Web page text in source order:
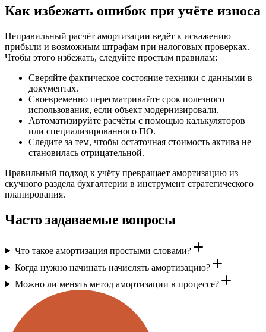
Как избежать ошибок при учёте износа
Неправильный расчёт амортизации ведёт к искажению
прибыли и возможным штрафам при налоговых проверках.
Чтобы этого избежать, следуйте простым правилам:
Сверяйте фактическое состояние техники с данными в
документах.
Своевременно пересматривайте срок полезного
использования, если объект модернизировали.
Автоматизируйте расчёты с помощью калькуляторов
или специализированного ПО.
Следите за тем, чтобы остаточная стоимость актива не
становилась отрицательной.
Правильный подход к учёту превращает амортизацию из
скучного раздела бухгалтерии в инструмент стратегического
планирования.
Часто задаваемые вопросы
Что такое амортизация простыми словами?
Когда нужно начинать начислять амортизацию?
Можно ли менять метод амортизации в процессе?